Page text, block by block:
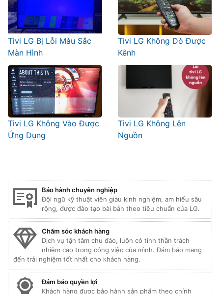
Tivi LG Bị Lỗi Màu Sắc
Màn Hình
Tivi LG Không Dò Được
Kênh
Tivi LG Không Vào Được
Ứng Dụng
Tivi LG Không Lên
Nguồn
Bảo hành chuyên nghiệp
Đội ngũ kỹ thuật viên giàu kinh nghiệm, am hiểu sâu
rộng, được đào tạo bài bản theo tiêu chuẩn của LG.
Chăm sóc khách hàng
Dịch vụ tận tâm chu đáo, luôn có tinh thần trách
nhiệm cao trong công việc của mình. Đảm bảo mang
đến trải nghiệm tốt nhất cho khách hàng.
Đảm bảo quyền lợi
Khách hàng được bảo hành sản phẩm theo chính